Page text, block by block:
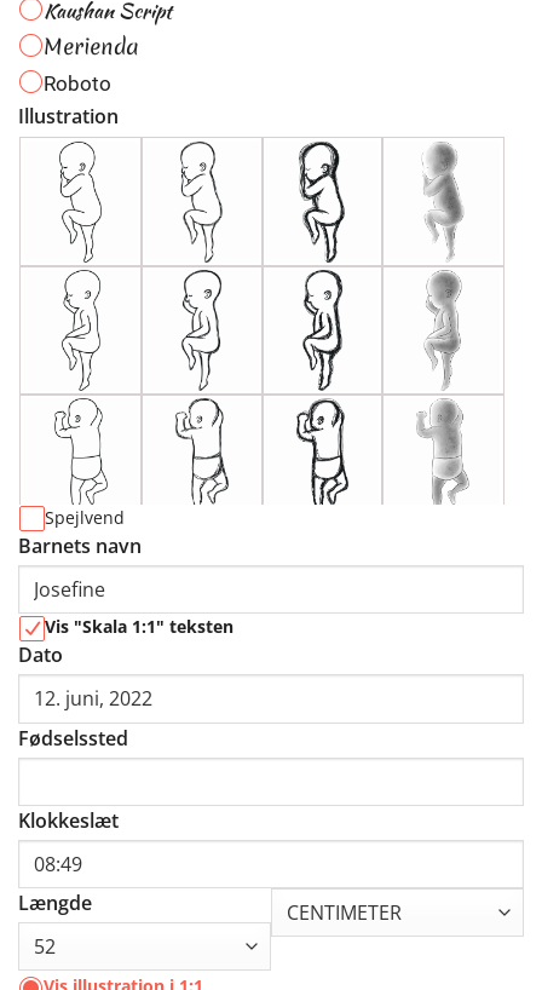
Kaushan Script
Merienda
Roboto
Illustration
Spejlvend
Barnets navn
Vis "Skala 1:1" teksten
Dato
Fødselssted
Klokkeslæt
Længde